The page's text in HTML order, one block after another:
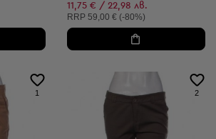
11,75 € / 22,98 лв.
Препоръчителна цена:
RRP 59,00 € (-80%)
1 2